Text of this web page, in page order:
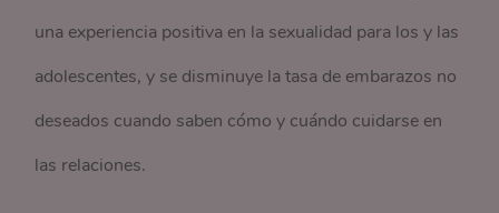
una experiencia positiva en la sexualidad para los y las
adolescentes, y se disminuye la tasa de embarazos no
deseados cuando saben cómo y cuándo cuidarse en
las relaciones.